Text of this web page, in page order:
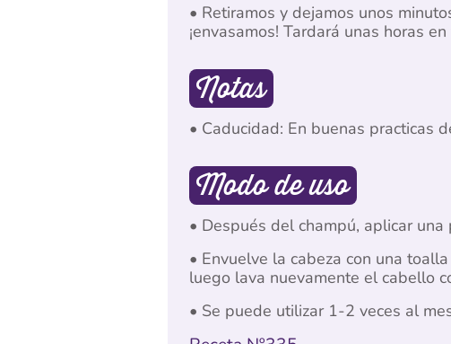
• Retiramos y dejamos unos
¡envasamos! Tardará unas horas
Notas
• Caducidad: En buenas practicas
Modo de uso
• Después del champú, aplicar
• Envuelve la cabeza con una
luego lava nuevamente el cabello
• Se puede utilizar 1-2 veces al